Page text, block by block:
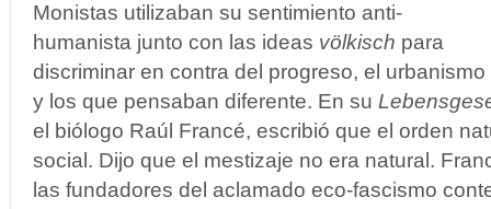
Monistas utilizaban su sentimiento anti-
humanista junto con las ideas völkisch para
discriminar en contra del progreso, el urbanismo
y los que pensaban diferente. En su
el biólogo Raúl Francé, escribió que el orden
social. Dijo que el mestizaje no era natural.
las fundadores del aclamado eco-fascismo